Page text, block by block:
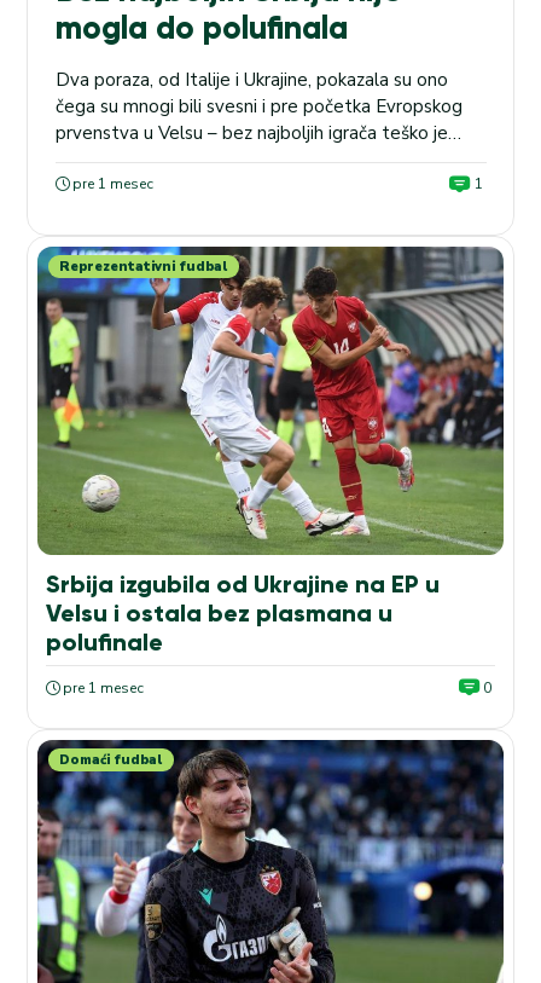
mogla do polufinala
Dva poraza, od Italije i Ukrajine, pokazala su ono
čega su mnogi bili svesni i pre početka Evropskog
prvenstva u Velsu – bez najboljih igrača teško je
ostvariti ozbiljan rezultat. Srbija neće igrati u
polufinalu kontinentalnog šampionata, ali to ne
pouke. Naprotiv, ima razloga...
pre 1 mesec 1
Reprezentativni fudbal
Srbija izgubila od Ukrajine na EP u
Velsu i ostala bez plasmana u
polufinale
pre 1 mesec 0
Domaći fudbal